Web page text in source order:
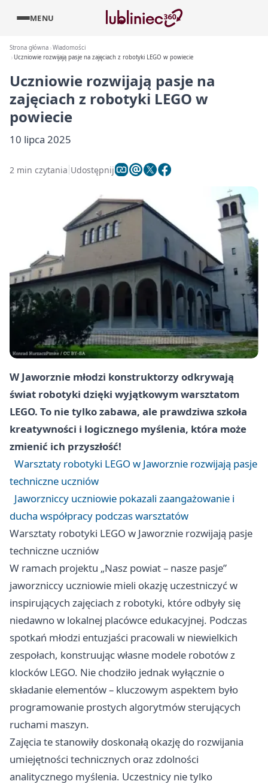
MENU
Strona główna Wiadomości
Uczniowie rozwijają pasje na zajęciach z robotyki LEGO w powiecie
Uczniowie rozwijają pasje na
zajęciach z robotyki LEGO w
powiecie
10 lipca 2025
2 min czytania Udostępnij
W Jaworznie młodzi konstruktorzy odkrywają
świat robotyki dzięki wyjątkowym warsztatom
LEGO. To nie tylko zabawa, ale prawdziwa szkoła
kreatywności i logicznego myślenia, która może
zmienić ich przyszłość!
Warsztaty robotyki LEGO w Jaworznie rozwijają pasje
techniczne uczniów
Jaworzniccy uczniowie pokazali zaangażowanie i
ducha współpracy podczas warsztatów
Warsztaty robotyki LEGO w Jaworznie rozwijają pasje
techniczne uczniów
W ramach projektu „Nasz powiat – nasze pasje”
jaworzniccy uczniowie mieli okazję uczestniczyć w
inspirujących zajęciach z robotyki, które odbyły się
niedawno w lokalnej placówce edukacyjnej. Podczas
spotkań młodzi entuzjaści pracowali w niewielkich
zespołach, konstruując własne modele robotów z
klocków LEGO. Nie chodziło jednak wyłącznie o
składanie elementów – kluczowym aspektem było
programowanie prostych algorytmów sterujących
ruchami maszyn.
Zajęcia te stanowiły doskonałą okazję do rozwijania
umiejętności technicznych oraz zdolności
analitycznego myślenia. Uczestnicy nie tylko